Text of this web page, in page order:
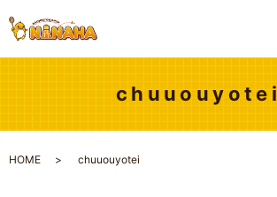
chuuouyotei
HOME chuuouyotei